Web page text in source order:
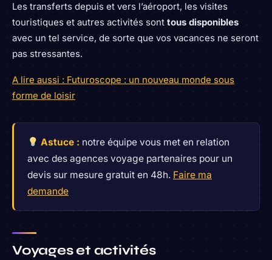
Les transferts depuis et vers l’aéroport, les visites
touristiques et autres activités sont tous disponibles
avec un tel service, de sorte que vos vacances ne seront
pas stressantes.
A lire aussi : Futuroscope : un nouveau monde sous
forme de loisir
Astuce : notre équipe vous met en relation
avec des agences voyage partenaires pour un
devis sur mesure gratuit en 48h. Faire ma
demande
Voyages et activités